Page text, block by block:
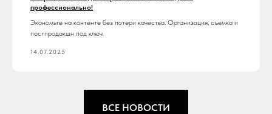
профессионально!
Экономьте на контенте без потери качества. Организация, съемка и
постпродакшн под ключ.
14.07.2025
ВСЕ НОВОСТИ